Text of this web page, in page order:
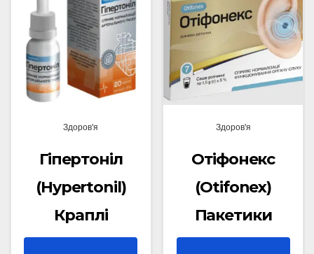
Здоров'я
Гіпертоніл
(Hypertonil)
Краплі
Здоров'я
Отіфонекс
(Otifonex)
Пакетики